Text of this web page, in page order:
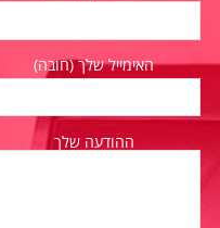
האימייל שלך (חובה)
ההודעה שלך